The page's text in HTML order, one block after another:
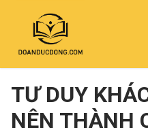
TƯ DUY
NÊN THÀNH